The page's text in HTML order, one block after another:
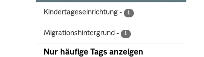
Kindertageseinrichtung - 1
Migrationshintergrund - 1
Nur häufige Tags anzeigen